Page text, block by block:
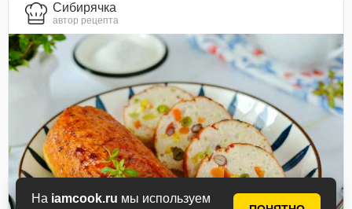
На iamcook.ru мы используем
Сибирячка
автор рецепта